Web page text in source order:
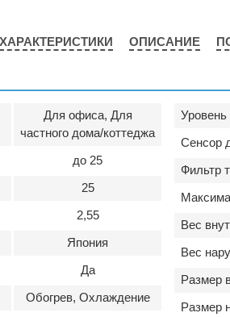
ХАРАКТЕРИСТИКИ ОПИСАНИЕ
Для офиса, Для
частного дома/коттеджа
до 25
25
2,55
Япония
Да
Обогрев, Охлаждение
Сенсор
Фильтр
Вес
Вес
Размер
Размер